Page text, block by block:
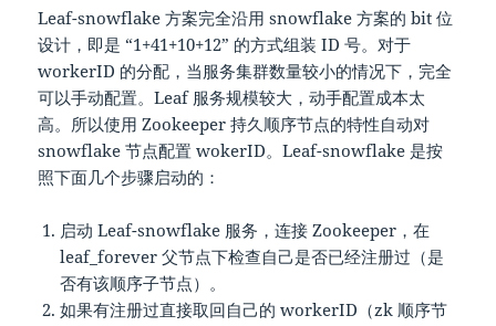
Leaf-snowflake 方案完全沿用 snowflake 方案的 bit 位
设计，即是 “1+41+10+12” 的方式组装 ID 号。对于
workerID 的分配，当服务集群数量较小的情况下，完全
可以手动配置。Leaf 服务规模较大，动手配置成本太
高。所以使用 Zookeeper 持久顺序节点的特性自动对
snowflake 节点配置 wokerID。Leaf-snowflake 是按
照下面几个步骤启动的：
启动 Leaf-snowflake 服务，连接 Zookeeper，在
leaf_forever 父节点下检查自己是否已经注册过（是
否有该顺序子节点）。
如果有注册过直接取回自己的 workerID（zk 顺序节